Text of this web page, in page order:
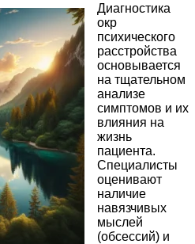
Диагностика
окр
психического
расстройства
основывается
на тщательном
анализе
симптомов и их
влияния на
жизнь
пациента.
Специалисты
оценивают
наличие
навязчивых
мыслей
(обсессий) и